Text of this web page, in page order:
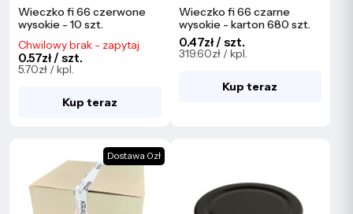
Wieczko fi 66 czerwone
wysokie - 10 szt.
Chwilowy brak - zapytaj
0.57zł / szt.
5.70zł / kpl.
Kup teraz
Wieczko fi 66 czarne
wysokie - karton 680 szt.
0.47zł / szt.
319.60zł / kpl.
Kup teraz
Dostawa 0zł